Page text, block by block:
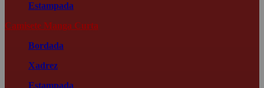
Estampada
Camisete Manga Curta
Bordada
Xadrez
Estampada